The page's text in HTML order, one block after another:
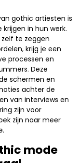
gothic artiesten is
in hun werk.
te zeggen
krijg je een
processen en
Deze
schermen en
achter de
van interviews en
zijn voor
zijn naar meer
mode